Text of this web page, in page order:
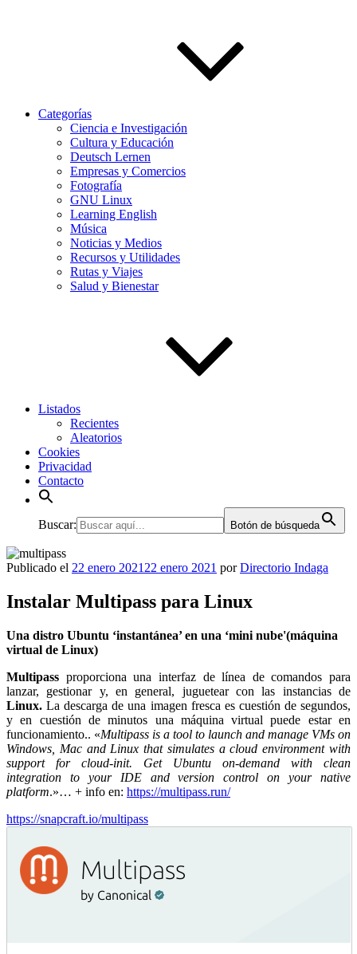
Categorías
Ciencia e Investigación
Cultura y Educación
Deutsch Lernen
Empresas y Comercios
Fotografía
GNU Linux
Learning English
Música
Noticias y Medios
Recursos y Utilidades
Rutas y Viajes
Salud y Bienestar
Listados
Recientes
Aleatorios
Cookies
Privacidad
Contacto
Buscar: Botón de búsqueda
Publicado el 22 enero 2021 22 enero 2021 porDirectorio Indaga
Instalar Multipass para Linux
Una distro Ubuntu ‘instantánea’ en una ‘mini nube'(máquina
virtual de Linux)
Multipass proporciona una interfaz de línea de comandos para
lanzar, gestionar y, en general, juguetear con las instancias de
Linux. La descarga de una imagen fresca es cuestión de segundos,
y en cuestión de minutos una máquina virtual puede estar en
funcionamiento.. «Multipass is a tool to launch and manage VMs on
Windows, Mac and Linux that simulates a cloud environment with
support for cloud-init. Get Ubuntu on-demand with clean
integration to your IDE and version control on your native
platform.»… + info en: https://multipass.run/
https://snapcraft.io/multipass